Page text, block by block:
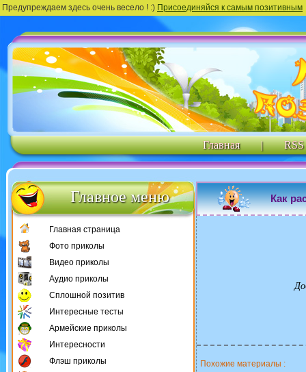
Предупреждаем здесь очень весело ! :) Присоединяйся к самым позитивным
Главная | RSS
Главное меню
Главная страница
Фото приколы
Видео приколы
Аудио приколы
Сплошной позитив
Интересные тесты
Армейские приколы
Интересности
Флэш приколы
Как
Похожие материалы :